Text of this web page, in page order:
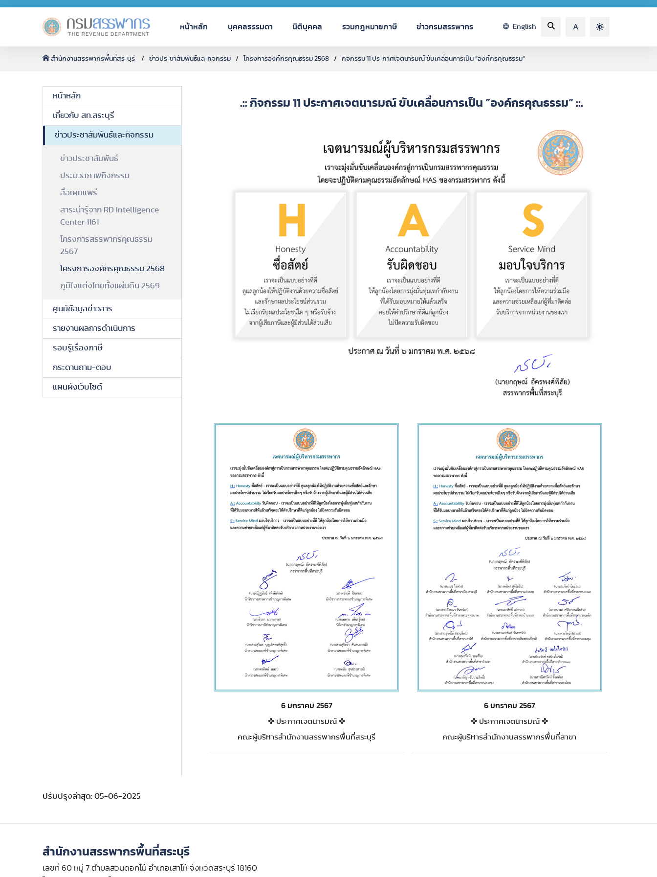
หน้าหลัก บุคคลธรรมดา นิติบุคคล รวมกฎหมายภาษี ข่าวกรมสรรพากร English A
สำนักงานสรรพากรพื้นที่สระบุรี ข่าวประชาสัมพันธ์และกิจกรรม โครงการองค์กรคุณธรรม 2568 กิจกรรม 11 ประกาศเจตนารมณ์ ขับเคลื่อนการเป็น “องค์กรคุณธรรม”
หน้าหลัก
เกี่ยวกับ สท.สระบุรี
ข่าวประชาสัมพันธ์และกิจกรรม
ข่าวประชาสัมพันธ์
ประมวลภาพกิจกรรม
สื่อเผยแพร่
สาระน่ารู้จาก RD Intelligence
Center 1161
โครงการสรรพากรคุณธรรม
2567
โครงการองค์กรคุณธรรม 2568
ภูมิใจแต่งไทยทั้งแผ่นดิน 2569
ศูนย์ข้อมูลข่าวสาร
รายงานผลการดำเนินการ
รอบรู้เรื่องภาษี
กระดานถาม-ตอบ
แผนผังเว็บไซต์
.:: กิจกรรม 11 ประกาศเจตนารมณ์ ขับเคลื่อนการเป็น “องค์กรคุณธรรม” ::.
6 มกราคม 2567
✤ ประกาศเจตนารมณ์ ✤
คณะผู้บริหารสำนักงานสรรพากรพื้นที่สระบุรี
6 มกราคม 2567
✤ ประกาศเจตนารมณ์ ✤
คณะผู้บริหารสำนักงานสรรพากรพื้นที่สาขา
ปรับปรุงล่าสุด: 05-06-2025
สำนักงานสรรพากรพื้นที่สระบุรี
เลขที่ 60 หมู่ 7 ตำบลสวนดอกไม้ อำเภอเสาไห้ จังหวัดสระบุรี 18160